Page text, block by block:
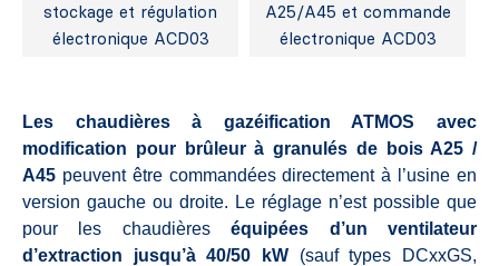
stockage et régulation
électronique ACD03
A25/A45 et commande
électronique ACD03
Les chaudières à gazéification ATMOS avec
modification pour brûleur à granulés de bois A25 /
A45 peuvent être commandées directement à l’usine en
version gauche ou droite. Le réglage n’est possible que
pour les chaudièreséquipées d’un ventilateur
d’extraction jusqu’à 40/50 kW (sauf types DCxxGS,